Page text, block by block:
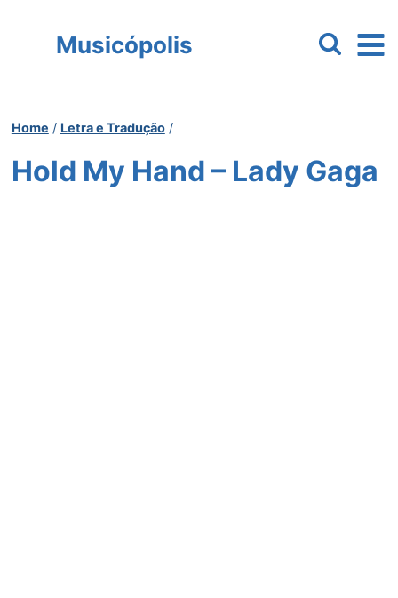
Musicópolis
Home / Letra e Tradução /
Hold My Hand – Lady Gaga